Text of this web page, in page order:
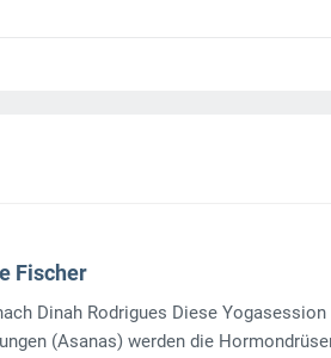
Fischer
Dinah Rodrigues Diese
(Asanas) werden die